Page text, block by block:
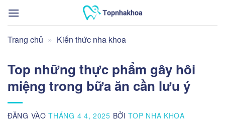
qua
dung
Trang chủ » Kiến thức nha khoa
Top những thực phẩm gây hôi
miệng trong bữa ăn cần lưu ý
ĐĂNG VÀOTHÁNG 4 4, 2025 BỞITOP NHA KHOA